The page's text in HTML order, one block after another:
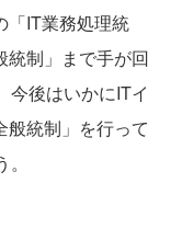
「IT業務処理統
統制」まで手が回
今後はいかにITイ
般統制」を行って